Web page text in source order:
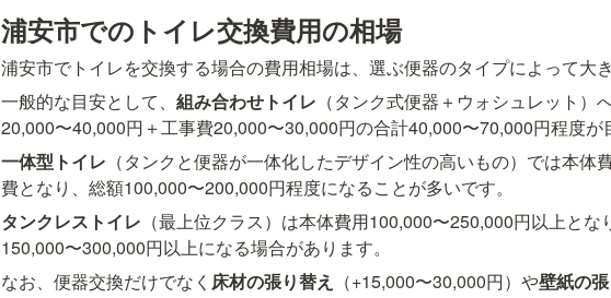
浦安市でのトイレ交換費用の相場
浦安市でトイレを交換する場合の費用相場は、選ぶ便器のタイプによって大
一般的な目安として、 組み合わせトイレ （タンク式便器＋ウォシュレット）
20,000〜40,000円＋工事費20,000〜30,000円の合計40,000〜70,000円程度が
一体型トイレ （タンクと便器が一体化したデザイン性の高いもの）では本体
費となり、総額100,000〜200,000円程度になることが多いです。
タンクレストイレ （最上位クラス）は本体費用100,000〜250,000円以上とな
150,000〜300,000円以上になる場合があります。
なお、便器交換だけでなく 床材の張り替え （+15,000〜30,000円）や壁紙の